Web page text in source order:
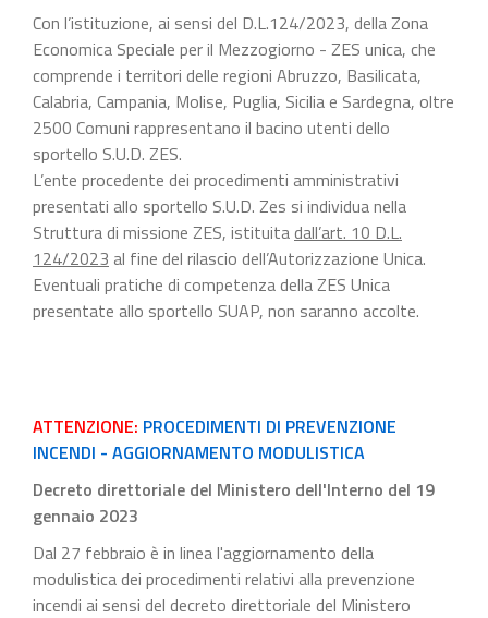
Con l’istituzione, ai sensi del D.L.124/2023, della Zona
Economica Speciale per il Mezzogiorno - ZES unica, che
comprende i territori delle regioni Abruzzo, Basilicata,
Calabria, Campania, Molise, Puglia, Sicilia e Sardegna, oltre
2500 Comuni rappresentano il bacino utenti dello
sportello S.U.D. ZES.
L’ente procedente dei procedimenti amministrativi
presentati allo sportello S.U.D. Zes si individua nella
Struttura di missione ZES, istituitadall’art. 10 D.L.
124/2023 al fine del rilascio dell’Autorizzazione Unica.
Eventuali pratiche di competenza della ZES Unica
presentate allo sportello SUAP, non saranno accolte.
ATTENZIONE: PROCEDIMENTI DI PREVENZIONE
INCENDI - AGGIORNAMENTO MODULISTICA
Decreto direttoriale del Ministero dell'Interno del 19
gennaio 2023
Dal 27 febbraio è in linea l'aggiornamento della
modulistica dei procedimenti relativi alla prevenzione
incendi ai sensi del decreto direttoriale del Ministero